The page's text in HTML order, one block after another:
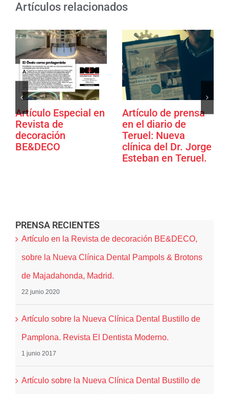
Artículos relacionados
Artículo Especial en
Revista de
decoración
BE&DECO
Artículo de prensa
en el diario de
Teruel: Nueva
clínica del Dr. Jorge
Esteban en Teruel.
PRENSA RECIENTES
Artículo en la Revista de decoración BE&DECO,
sobre la Nueva Clínica Dental Pampols & Brotons
de Majadahonda, Madrid.
22 junio 2020
Artículo sobre la Nueva Clínica Dental Bustillo de
Pamplona. Revista El Dentista Moderno.
1 junio 2017
Artículo sobre la Nueva Clínica Dental Bustillo de